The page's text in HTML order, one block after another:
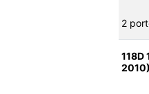
2
118D
2010)